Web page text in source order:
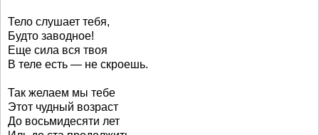
Тело слушает тебя,
Будто заводное!
Еще сила вся твоя
В теле есть — не скроешь.
Так желаем мы тебе
Этот чудный возраст
До восьмидесяти лет